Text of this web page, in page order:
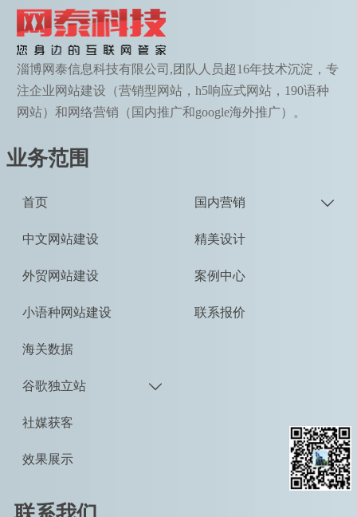
淄博网泰信息科技有限公司,团队人员超16年技术沉淀，专
注企业网站建设（营销型网站，h5响应式网站，190语种
网站）和网络营销（国内推广和google海外推广）。
业务范围
首页
中文网站建设
外贸网站建设
小语种网站建设
海关数据
谷歌独立站 
社媒获客
效果展示
国内营销 
精美设计
案例中心
联系报价